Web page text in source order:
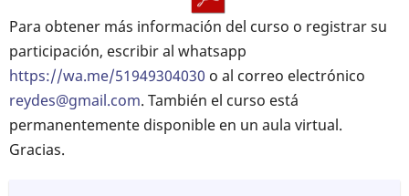
Para obtener más información del curso o registrar su
participación, escribir al whatsapp
https://wa.me/51949304030 o al correo electrónico
reydes@gmail.com. También el curso está
permanentemente disponible en un aula virtual.
Gracias.